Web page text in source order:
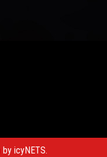
by icyNETS.